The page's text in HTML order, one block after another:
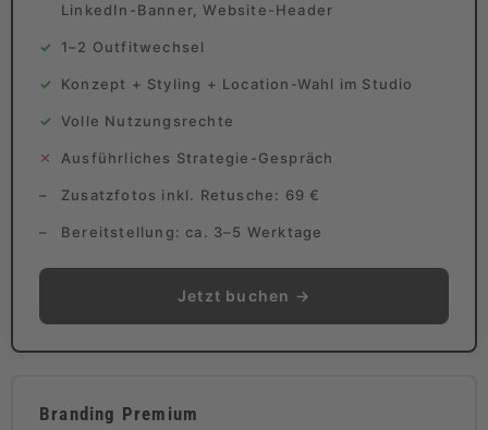
LinkedIn-Banner, Website-Header
1–2 Outfitwechsel
Konzept + Styling + Location-Wahl im Studio
Volle Nutzungsrechte
Ausführliches Strategie-Gespräch
Zusatzfotos inkl. Retusche: 69 €
Bereitstellung: ca. 3–5 Werktage
Jetzt buchen →
Branding Premium